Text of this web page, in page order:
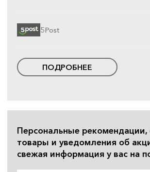
5Post
ПОДРОБНЕЕ
Персональные рекомендации,
товары и уведомления об
свежая информация у вас на